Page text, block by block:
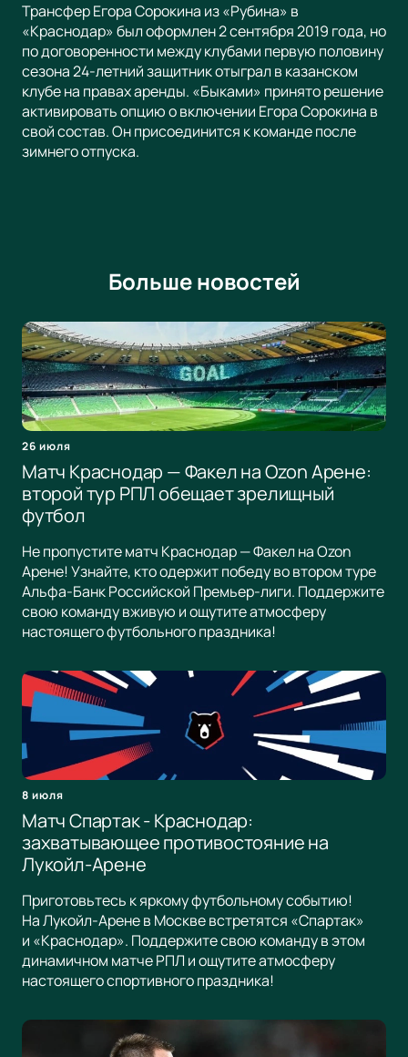
Трансфер Егора Сорокина из «Рубина» в
«Краснодар» был оформлен 2 сентября 2019 года, но
по договоренности между клубами первую половину
сезона 24-летний защитник отыграл в казанском
клубе на правах аренды. «Быками» принято решение
активировать опцию о включении Егора Сорокина в
свой состав. Он присоединится к команде после
зимнего отпуска.
Больше новостей
26 июля
Матч Краснодар — Факел на Ozon Арене:
второй тур РПЛ обещает зрелищный
футбол
Не пропустите матч Краснодар — Факел на Ozon
Арене! Узнайте, кто одержит победу во втором туре
Альфа-Банк Российской Премьер-лиги. Поддержите
свою команду вживую и ощутите атмосферу
настоящего футбольного праздника!
8 июля
Матч Спартак - Краснодар:
захватывающее противостояние на
Лукойл-Арене
Приготовьтесь к яркому футбольному событию!
На Лукойл-Арене в Москве встретятся «Спартак»
и «Краснодар». Поддержите свою команду в этом
динамичном матче РПЛ и ощутите атмосферу
настоящего спортивного праздника!